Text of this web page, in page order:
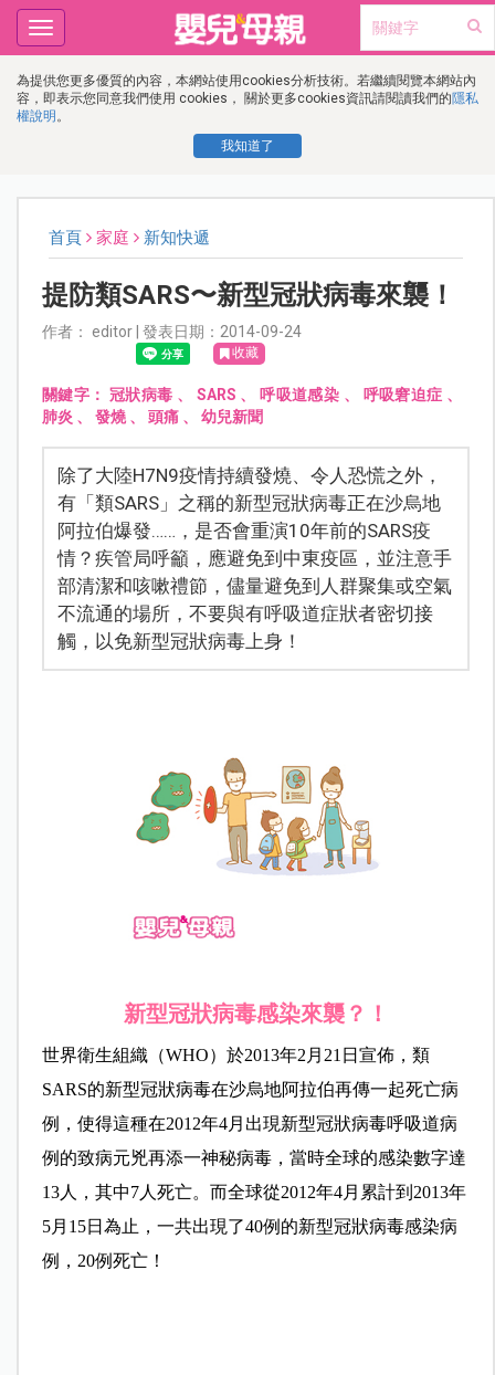
為提供您更多優質的內容，本網站使用cookies分析技術。若繼續閱覽本網站內
容，即表示您同意我們使用 cookies， 關於更多cookies資訊請閱讀我們的隱私
權說明 。
我知道了
Toggle
navigation
首頁 家庭 新知快遞
提防類SARS〜新型冠狀病毒來襲！
作者： editor | 發表日期：2014-09-24
收藏
關鍵字：冠狀病毒 、 SARS 、 呼吸道感染 、 呼吸窘迫症 、
肺炎 、 發燒、 頭痛、 幼兒新聞
除了大陸H7N9疫情持續發燒、令人恐慌之外，
有「類SARS」之稱的新型冠狀病毒正在沙烏地
阿拉伯爆發……，是否會重演10年前的SARS疫
情？疾管局呼籲，應避免到中東疫區，並注意手
部清潔和咳嗽禮節，儘量避免到人群聚集或空氣
不流通的場所，不要與有呼吸道症狀者密切接
觸，以免新型冠狀病毒上身！
新型冠狀病毒感染來襲？！
世界衛生組織（WHO）於2013年2月21日宣佈，類
SARS的新型冠狀病毒在沙烏地阿拉伯再傳一起死亡病
例，使得這種在2012年4月出現新型冠狀病毒呼吸道病
例的致病元兇再添一神秘病毒，當時全球的感染數字達
13人，其中7人死亡。而全球從2012年4月累計到2013年
5月15日為止，一共出現了40例的新型冠狀病毒感染病
例，20例死亡！